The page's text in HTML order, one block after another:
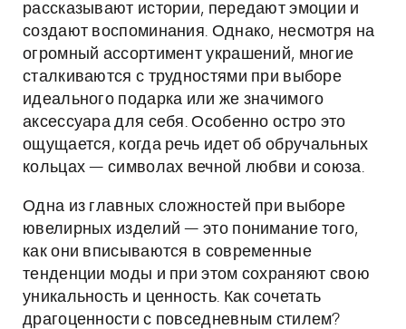
рассказывают истории, передают эмоции и
создают воспоминания. Однако, несмотря на
огромный ассортимент украшений, многие
сталкиваются с трудностями при выборе
идеального подарка или же значимого
аксессуара для себя. Особенно остро это
ощущается, когда речь идет об обручальных
кольцах — символах вечной любви и союза.
Одна из главных сложностей при выборе
ювелирных изделий — это понимание того,
как они вписываются в современные
тенденции моды и при этом сохраняют свою
уникальность и ценность. Как сочетать
драгоценности с повседневным стилем?